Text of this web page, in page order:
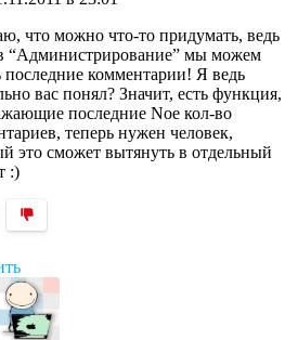
что можно что-то придумать, ведь
“Администрирование” мы можем
последние комментарии! Я ведь
вас понял? Значит, есть функция,
последние Nое кол-во
теперь нужен человек,
это сможет вытянуть в отдельный
:)